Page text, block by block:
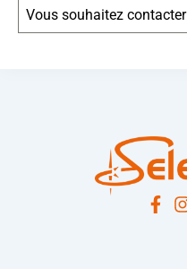
Vous souhaitez contacter